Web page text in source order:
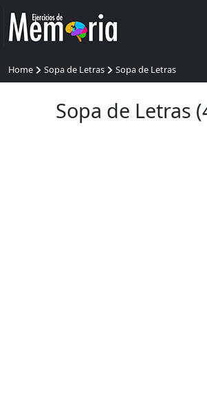
Home Sopa de Letras Sopa de Letras
Sopa de Letras